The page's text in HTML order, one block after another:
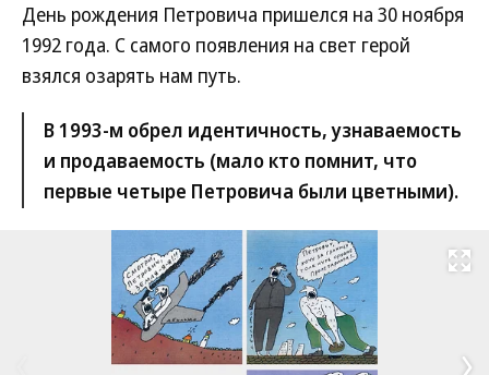
День рождения Петровича пришелся на 30 ноября
1992 года. С самого появления на свет герой
взялся озарять нам путь.
В 1993-м обрел идентичность, узнаваемость
и продаваемость (мало кто помнит, что
первые четыре Петровича были цветными).
Развернуть